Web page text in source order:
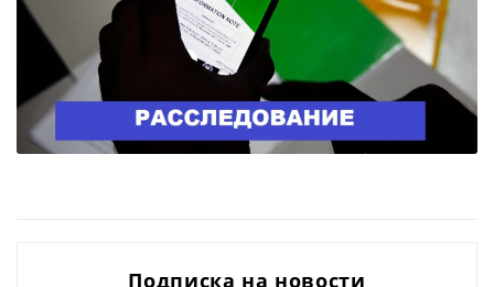
Подписка на новости